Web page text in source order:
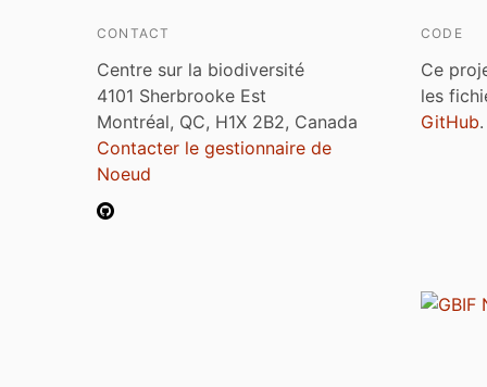
CONTACT
Centre sur la biodiversité
4101 Sherbrooke Est
Montréal, QC, H1X 2B2, Canada
Contacter le gestionnaire de
Noeud
CODE
Ce
les
GitHub.